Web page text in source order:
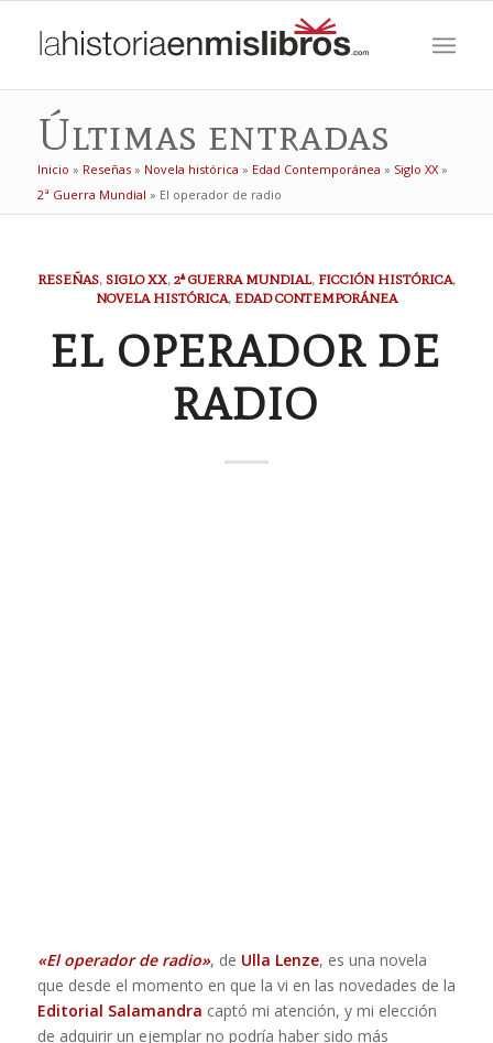
Últimas entradas
Inicio » Reseñas» Novela histórica » Edad Contemporánea » Siglo XX»
2ª Guerra Mundial » El operador de radio
RESEÑAS, SIGLO XX, 2ª GUERRA MUNDIAL, FICCIÓN HISTÓRICA,
NOVELA HISTÓRICA, EDAD CONTEMPORÁNEA
EL OPERADOR DE
RADIO
«El operador de radio», de Ulla Lenze, es una novela
que desde el momento en que la vi en las novedades de la
Editorial Salamandra captó mi atención, y mi elección
de adquirir un ejemplar no podría haber sido más